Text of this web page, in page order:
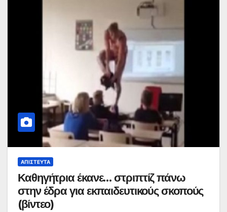
ΑΠΊΣΤΕΥΤΑ
Καθηγήτρια έκανε… στριπτίζ πάνω
στην έδρα για εκπαιδευτικούς σκοπούς
(βίντεο)